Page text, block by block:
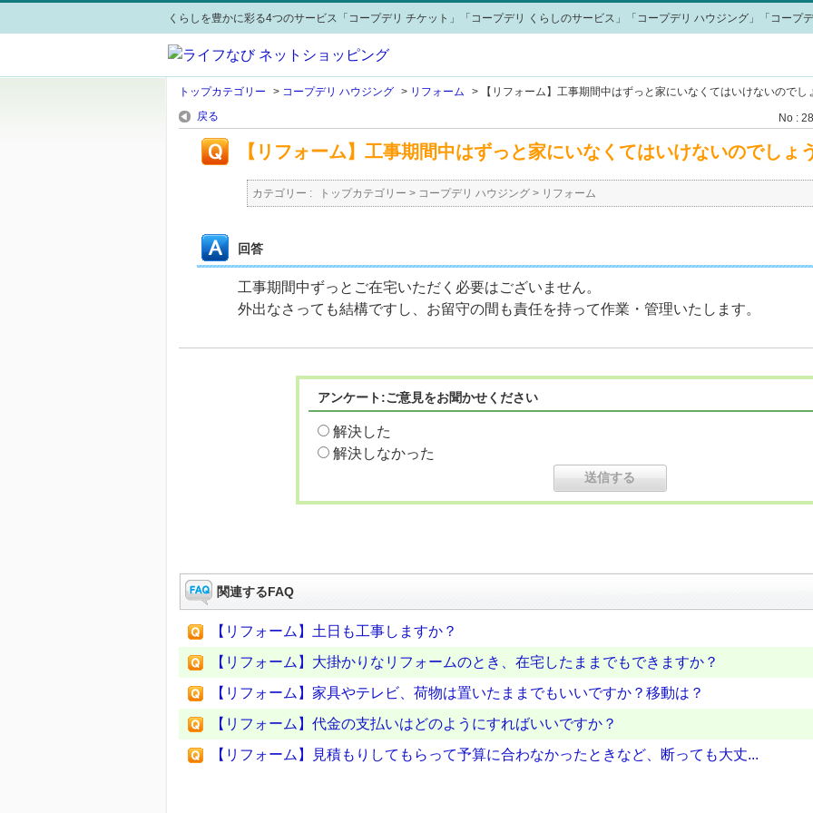
くらしを豊かに彩る4つのサービス「コープデリ チケット」「コープデリ くらしのサービス」「コープデリ ハウジング」「コープ
トップカテゴリー > コープデリ ハウジング > リフォーム >
【リフォーム】工事期間中はずっと家にいなくてはいけないのでし
戻る
No :
【リフォーム】工事期間中はずっと家にいなくてはいけないのでしょ
カテゴリー : トップカテゴリー > コープデリ ハウジング > リフォーム
回答
工事期間中ずっとご在宅いただく必要はございません。
外出なさっても結構ですし、お留守の間も責任を持って作業・管理いたします。
アンケート:ご意見をお聞かせください
解決した
解決しなかった
関連するFAQ
【リフォーム】土日も工事しますか？
【リフォーム】大掛かりなリフォームのとき、在宅したままでもできますか？
【リフォーム】家具やテレビ、荷物は置いたままでもいいですか？移動は？
【リフォーム】代金の支払いはどのようにすればいいですか？
【リフォーム】見積もりしてもらって予算に合わなかったときなど、断っても大丈...